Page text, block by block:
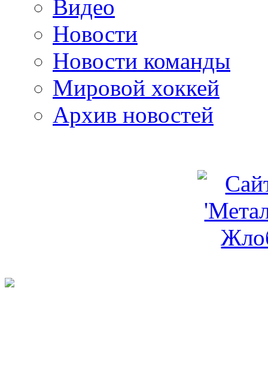
Видео
Новости
Новости команды
Мировой хоккей
Архив новостей